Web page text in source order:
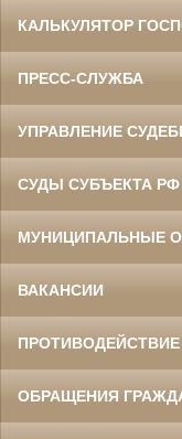
КАЛЬКУЛЯТОР
ПРЕСС-СЛУЖБА
УПРАВЛЕНИЕ
СУДЫ СУБЪЕКТА РФ
МУНИЦИПАЛЬНЫЕ
ВАКАНСИИ
ОБРАЩЕНИЯ